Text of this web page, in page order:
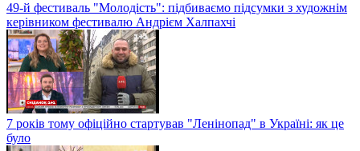
49-й фестиваль "Молодість": підбиваємо підсумки з художнім
керівником фестивалю Андрієм Халпахчі
7 років тому офіційно стартував "Ленінопад" в Україні: як це
було